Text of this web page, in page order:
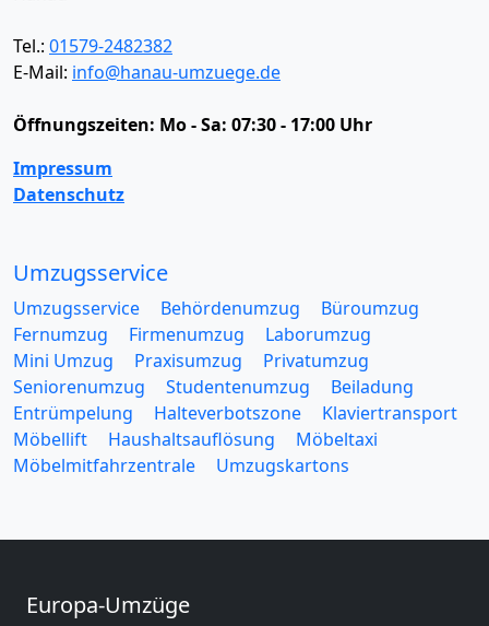
Tel.: 01579-2482382
E-Mail: info@hanau-umzuege.de
Öffnungszeiten: Mo - Sa: 07:30 - 17:00 Uhr
Impressum
Datenschutz
Umzugsservice
Umzugsservice Behördenumzug
Büroumzug
Fernumzug
Firmenumzug
Laborumzug
Mini Umzug
Praxisumzug
Privatumzug
Seniorenumzug
Studentenumzug
Beiladung
Entrümpelung
Halteverbotszone
Klaviertransport
Möbellift
Haushaltsauflösung
Möbeltaxi
Möbelmitfahrzentrale
Umzugskartons
Europa-Umzüge